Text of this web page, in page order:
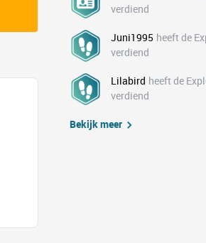
verdiend
Juni1995 heeft de
verdiend
Lilabird heeft de
verdiend
Bekijk meer